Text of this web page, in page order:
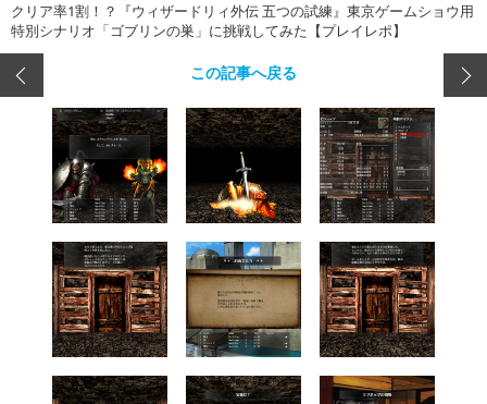
クリア率1割！？『ウィザードリィ外伝 五つの試練』東京ゲームショウ用
特別シナリオ「ゴブリンの巣」に挑戦してみた【プレイレポ】
この記事へ戻る